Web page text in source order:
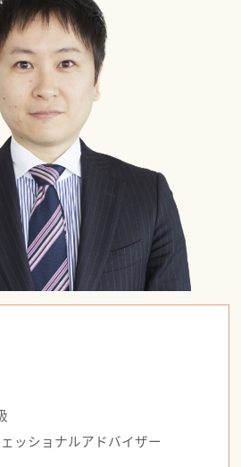
ッショナルアドバイザー